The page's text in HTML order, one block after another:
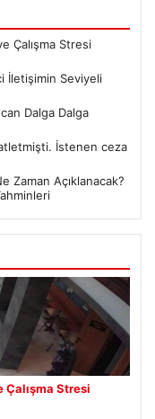
Çalışma Stresi
İletişimin Seviyeli
Dalga Dalga
İstenen ceza
Zaman Açıklanacak?
Çalışma Stresi